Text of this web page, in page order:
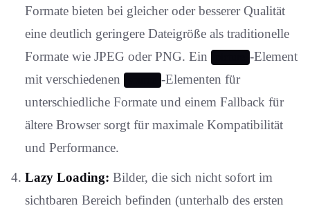
Formate bieten bei gleicher oder besserer Qualität
eine deutlich geringere Dateigröße als traditionelle
Formate wie JPEG oder PNG. Ein
-Element
mit verschiedenen
-Elementen für
unterschiedliche Formate und einem Fallback für
ältere Browser sorgt für maximale Kompatibilität
und Performance.
Lazy Loading: Bilder, die sich nicht sofort im
sichtbaren Bereich befinden (unterhalb des ersten